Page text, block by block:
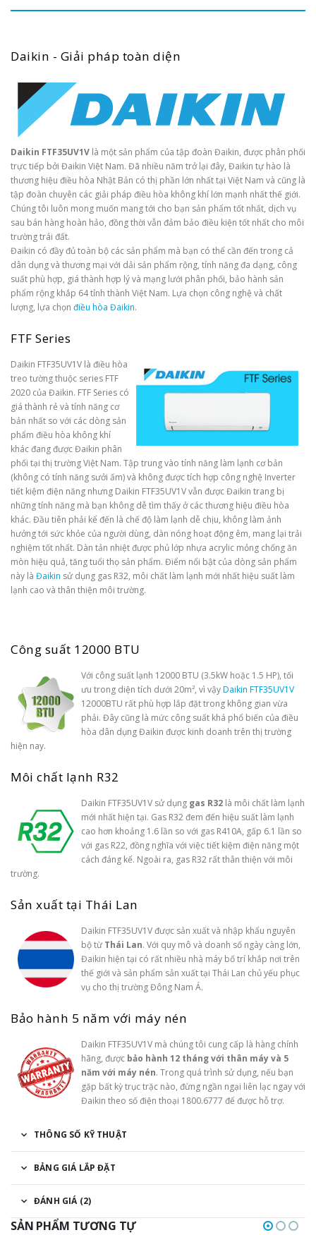
Daikin - Giải pháp toàn diện
Daikin FTF35UV1V là một sản phẩm của tập đoàn Đaikin, được phân phối
trực tiếp bởi Đaikin Việt Nam. Đã nhiều năm trở lại đây, Đaikin tự hào là
thương hiệu điều hòa Nhật Bản có thị phần lớn nhất tại Việt Nam và cũng là
tập đoàn chuyên các giải pháp điều hòa không khí lớn mạnh nhất thế giới.
Chúng tôi luôn mong muốn mang tới cho bạn sản phẩm tốt nhất, dịch vụ
sau bán hàng hoàn hảo, đồng thời vẫn đảm bảo điều kiện tốt nhất cho môi
trường trái đất.
Đaikin có đầy đủ toàn bộ các sản phẩm mà bạn có thể cần đến trong cả
dân dụng và thương mại với dải sản phẩm rộng, tính năng đa dạng, công
suất phù hợp, giá thành hợp lý và mạng lưới phân phối, bảo hành sản
phẩm rộng khắp 64 tỉnh thành Việt Nam. Lựa chọn công nghệ và chất
lượng, lựa chọn điều hòa Đaikin.
FTF Series
Daikin FTF35UV1V là điều hòa
treo tường thuộc series FTF
2020 của Đaikin. FTF Series có
giá thành rẻ và tính năng cơ
bản nhất so với các dòng sản
phẩm điều hòa không khí
khác đang được Đaikin phân
phối tại thị trường Việt Nam. Tập trung vào tính năng làm lạnh cơ bản
(không có tính năng sưởi ấm) và không được tích hợp công nghệ Inverter
tiết kiệm điện năng nhưng Daikin FTF35UV1V vẫn được Đaikin trang bị
những tính năng mà bạn không dễ tìm thấy ở các thương hiệu điều hòa
khác. Đầu tiên phải kể đến là chế độ làm lạnh dễ chịu, không làm ảnh
hưởng tới sức khỏe của người dùng, dàn nóng hoạt động êm, mang lại trải
nghiệm tốt nhất. Dàn tản nhiệt được phủ lớp nhựa acrylic mỏng chống ăn
mòn hiệu quả, tăng tuổi thọ sản phẩm. Điểm nổi bật của dòng sản phẩm
này là Đaikin sử dụng gas R32, môi chất làm lạnh mới nhất hiệu suất làm
lạnh cao và thân thiện môi trường.
Công suất 12000 BTU
Với công suất lạnh 12000 BTU (3.5kW hoặc 1.5 HP), tối
ưu trong diện tích dưới 20m², vì vậyDaikin FTF35UV1V
12000BTU rất phù hợp lắp đặt trong không gian vừa
phải. Đây cũng là mức công suất khá phổ biến của điều
hòa dân dụng Đaikin được kinh doanh trên thị trường
hiện nay.
Môi chất lạnh R32
Daikin FTF35UV1V sử dụng gas R32 là môi chất làm lạnh
mới nhất hiện tại. Gas R32 đem đến hiệu suất làm lạnh
cao hơn khoảng 1.6 lần so với gas R410A, gấp 6.1 lần so
với gas R22, đồng nghĩa với việc tiết kiệm điện năng một
cách đáng kể. Ngoài ra, gas R32 rất thân thiện với môi
trường.
Sản xuất tại Thái Lan
Daikin FTF35UV1V được sản xuất và nhập khẩu nguyên
bộ từ Thái Lan. Với quy mô và doanh số ngày càng lớn,
Đaikin hiện tại có rất nhiều nhà máy bố trí khắp nơi trên
thế giới và sản phẩm sản xuất tại Thái Lan chủ yếu phục
vụ cho thị trường Đông Nam Á.
Bảo hành 5 năm với máy nén
Daikin FTF35UV1V mà chúng tôi cung cấp là hàng chính
hãng, được bảo hành 12 tháng với thân máy và 5
năm với máy nén. Trong quá trình sử dụng, nếu bạn
gặp bất kỳ trục trặc nào, đừng ngần ngại liên lạc ngay với
Đaikin theo số điện thoại 1800.6777 để được hỗ trợ.
THÔNG SỐ KỸ THUẬT
BẢNG GIÁ LẮP ĐẶT
ĐÁNH GIÁ (2)
SẢN PHẨM TƯƠNG TỰ